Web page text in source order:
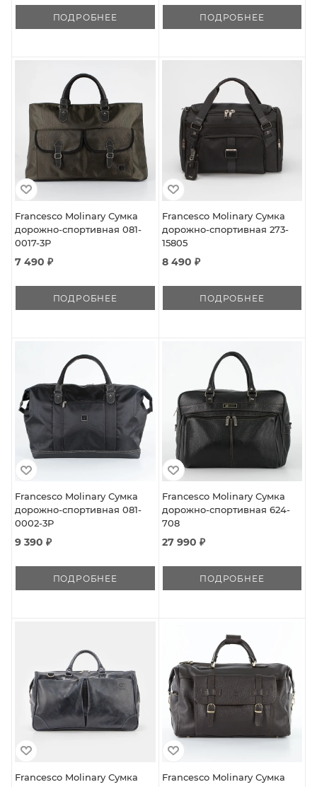
ПОДРОБНЕЕ ПОДРОБНЕЕ
Francesco Molinary Сумка
дорожно-спортивная 081-
0017-3P
7 490 ₽
ПОДРОБНЕЕ
Francesco Molinary Сумка
дорожно-спортивная 273-
15805
8 490 ₽
ПОДРОБНЕЕ
Francesco Molinary Сумка
дорожно-спортивная 081-
0002-3P
9 390 ₽
ПОДРОБНЕЕ
Francesco Molinary Сумка
дорожно-спортивная 624-
708
27 990 ₽
ПОДРОБНЕЕ
Francesco Molinary Сумка
Francesco Molinary Сумка